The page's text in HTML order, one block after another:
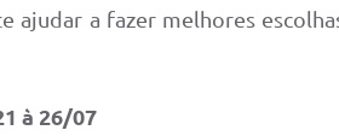
ajudar a fazer melhores
à 26/07